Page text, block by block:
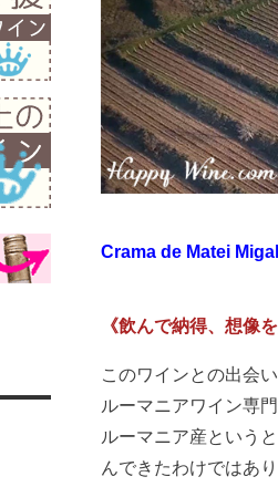
Crama de Matei
《飲んで納得、想像
このワインとの出会
ルーマニアワイン専
ルーマニア産という
んできたわけではあり